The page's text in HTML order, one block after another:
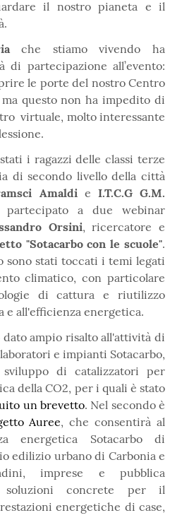
il nostro pianeta e il
che stiamo vivendo ha
di partecipazione all’evento:
le porte del nostro Centro
questo non ha impedito di
virtuale, molto interessante
i ragazzi delle classi terze
di secondo livello della città
Amaldi e I.T.C.G G.M.
a due webinar
Orsini, ricercatore e
"Sotacarbo con le scuole".
sono stati toccati i temi legati
climatico, con particolare
di cattura e riutilizzo
e all'efficienza energetica.
dato ampio risalto all'attività di
e impianti Sotacarbo,
di catalizzatori per
della CO2, per i quali è stato
un brevetto. Nel secondo è
Auree, che consentirà al
energetica Sotacarbo di
edilizio urbano di Carbonia e
imprese e pubblica
soluzioni concrete per il
energetiche di case,